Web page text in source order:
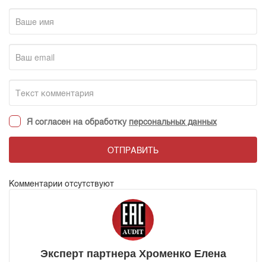
Я согласен на обработку персональных данных
ОТПРАВИТЬ
Комментарии отсутствуют
Эксперт партнера Хроменко Елена